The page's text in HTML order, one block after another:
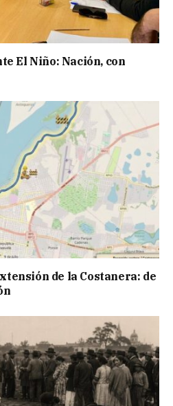
El Niño: Nación, con
de la Costanera: de